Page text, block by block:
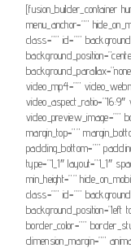
[fusion_builder_container
menu_anchor=””
class=”” id=””
video_mp4=””
video_aspect_ratio=”16:9″
video_preview_image=””
margin_top=””
padding_bottom=””
type=”1_1″ layout=”1_1″
min_height=””
class=”” id=””
background_position=”left
border_color=””
dimension_margin=””